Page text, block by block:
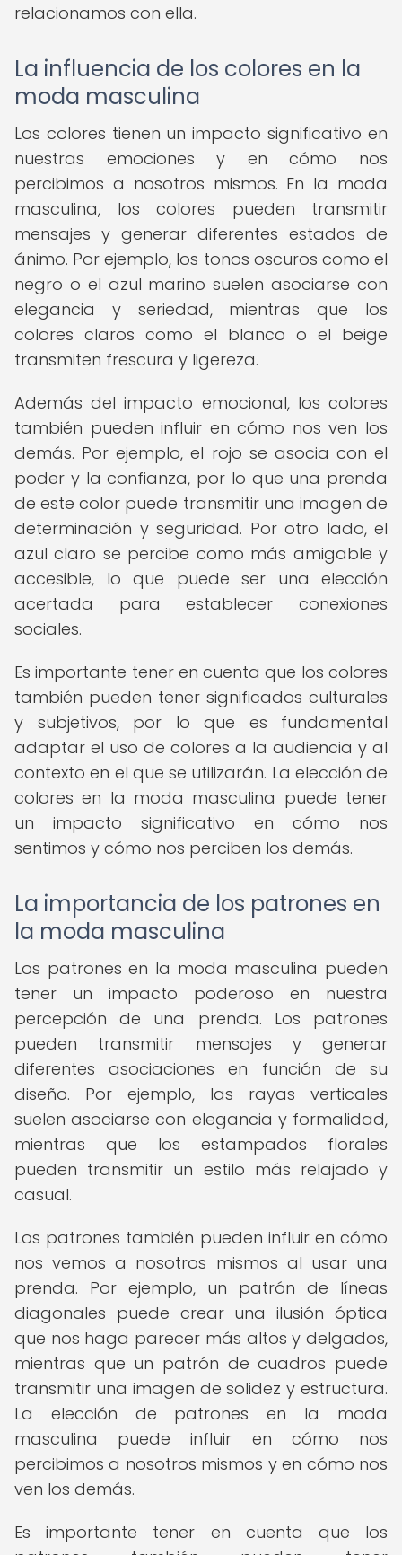
relacionamos con ella.
La influencia de los colores en la
moda masculina
Los colores tienen un impacto significativo en
nuestras emociones y en cómo nos
percibimos a nosotros mismos. En la moda
masculina, los colores pueden transmitir
mensajes y generar diferentes estados de
ánimo. Por ejemplo, los tonos oscuros como el
negro o el azul marino suelen asociarse con
elegancia y seriedad, mientras que los
colores claros como el blanco o el beige
transmiten frescura y ligereza.
Además del impacto emocional, los colores
también pueden influir en cómo nos ven los
demás. Por ejemplo, el rojo se asocia con el
poder y la confianza, por lo que una prenda
de este color puede transmitir una imagen de
determinación y seguridad. Por otro lado, el
azul claro se percibe como más amigable y
accesible, lo que puede ser una elección
acertada para establecer conexiones
sociales.
Es importante tener en cuenta que los colores
también pueden tener significados culturales
y subjetivos, por lo que es fundamental
adaptar el uso de colores a la audiencia y al
contexto en el que se utilizarán. La elección de
colores en la moda masculina puede tener
un impacto significativo en cómo nos
sentimos y cómo nos perciben los demás.
La importancia de los patrones en
la moda masculina
Los patrones en la moda masculina pueden
tener un impacto poderoso en nuestra
percepción de una prenda. Los patrones
pueden transmitir mensajes y generar
diferentes asociaciones en función de su
diseño. Por ejemplo, las rayas verticales
suelen asociarse con elegancia y formalidad,
mientras que los estampados florales
pueden transmitir un estilo más relajado y
casual.
Los patrones también pueden influir en cómo
nos vemos a nosotros mismos al usar una
prenda. Por ejemplo, un patrón de líneas
diagonales puede crear una ilusión óptica
que nos haga parecer más altos y delgados,
mientras que un patrón de cuadros puede
transmitir una imagen de solidez y estructura.
La elección de patrones en la moda
masculina puede influir en cómo nos
percibimos a nosotros mismos y en cómo nos
ven los demás.
Es importante tener en cuenta que los